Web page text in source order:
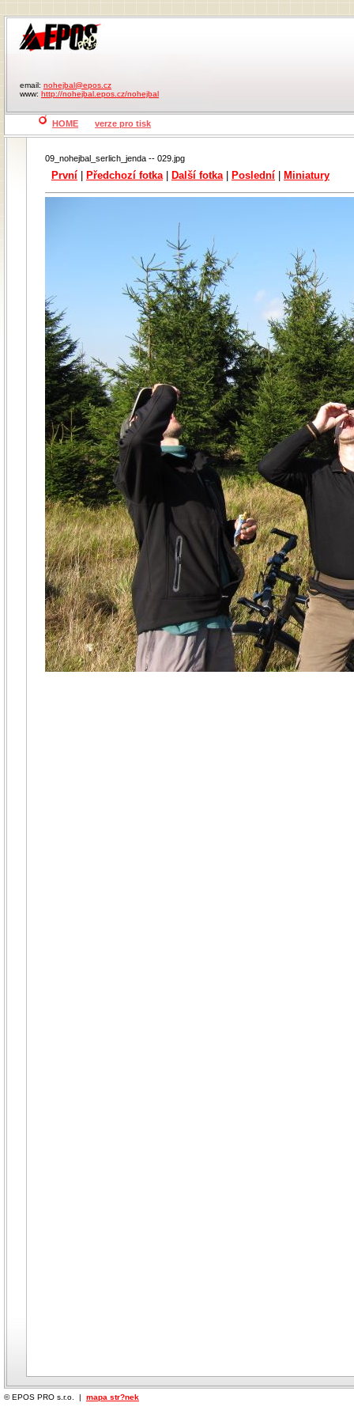
email: nohejbal@epos.cz
www: http://nohejbal.epos.cz/nohejbal
HOME verze pro tisk
09_nohejbal_serlich_jenda -- 029.jpg
První Předchozí fotka| Další fotka| Poslední Miniatury
© EPOS PRO s.r.o. | mapa str?nek